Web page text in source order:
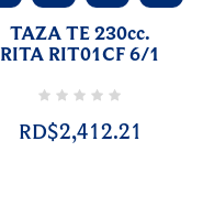
TAZA TE 230cc.
RITA RIT01CF 6/1
RD$2,412.21